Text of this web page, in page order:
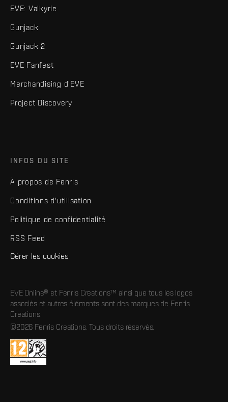
EVE: Valkyrie
Gunjack
Gunjack 2
EVE Fanfest
Merchandising d'EVE
Project Discovery
INFOS DU SITE
À propos de Fenris
Conditions d'utilisation
Politique de confidentialité
RSS Feed
Gérer les cookies
EVE Online® et Fenris Creations™ ainsi que tous les logos
associés et autres éléments sont des marques de Fenris
Creations.
©2026 Fenris Creations. Tous droits réservés.